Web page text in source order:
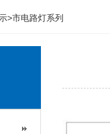
>市电路灯系列